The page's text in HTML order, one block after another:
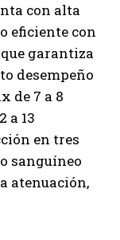
con alta
eficiente con
garantiza
desempeño
de 7 a 8
a 13
en tres
sanguíneo
atenuación,